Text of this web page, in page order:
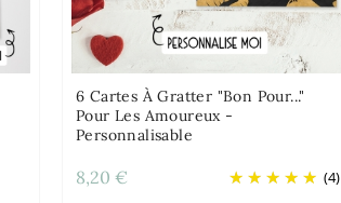
6 Cartes À Gratter "Bon Pour..."
Pour Les Amoureux -
Personnalisable
(4)
8,20 €